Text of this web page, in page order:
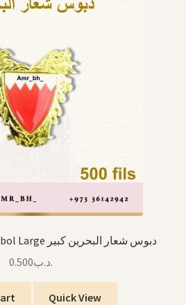
Broche Bahrain Symbol Large دبوس شعار البحرين كبير
.د.ب0.500
Quick View